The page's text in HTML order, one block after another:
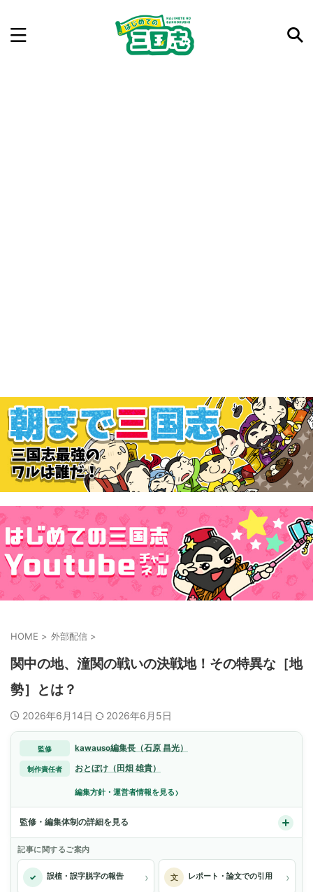
HOME > 外部配信 >
関中の地、潼関の戦いの決戦地！その特異な［地
勢］とは？
2026年6月14日 2026年6月5日
監修 kawauso編集長（石原 昌光）
制作責任者 おとぼけ（田畑 雄貴）
編集方針・運営者情報を見る›
監修・編集体制の詳細を見る
記事に関するご案内
✓ 誤植・誤字脱字の報告 › 文 レポート・論文での引用 ›